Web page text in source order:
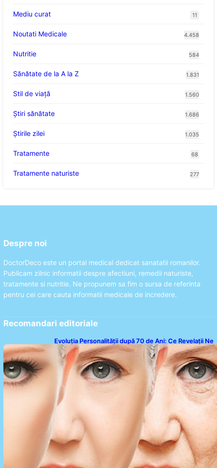
Mediu curat 11
Noutati Medicale 4.458
Nutritie 584
Sănătate de la A la Z 1.831
Stil de viaţă 1.560
Ştiri sănătate 1.686
Știrile zilei 1.035
Tratamente 68
Tratamente naturiste 277
Despre noi
DoctorDeco este un portal medical dedicat sanatatii romanilor.
Publicam zilnic informatii despre afectiuni, remedii naturiste,
tratamente si nutritie. Ne propunem sa fim o sursa de referinta
pentru cei care cauta informatii medicale de incredere.
Recomandari editoriale
Evoluția Personalității după 70 de Ani: Ce Revelații Ne
Oferă Studiile Psihologice